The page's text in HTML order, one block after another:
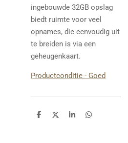
ingebouwde 32GB opslag
biedt ruimte voor veel
opnames, die eenvoudig uit
te breiden is via een
geheugenkaart.
Productconditie - Goed
D
D
S
D